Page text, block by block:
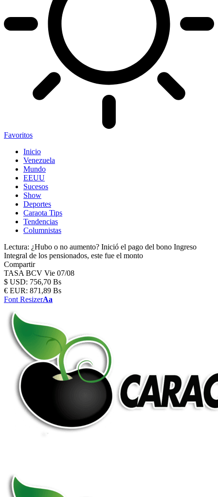
Favoritos
Inicio
Venezuela
Mundo
EEUU
Sucesos
Show
Deportes
Caraota Tips
Tendencias
Columnistas
Lectura: ¿Hubo o no aumento? Inició el pago del bono Ingreso
Integral de los pensionados, este fue el monto
Compartir
TASA BCV Vie 07/08
$ USD: 756,70 Bs
€ EUR: 871,89 Bs
Font ResizerAa